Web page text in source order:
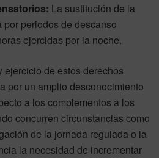
La sustitución de la
periodos de descanso
ejercidas por la noche.
ejercicio de estos derechos
por un amplio desconocimiento
a los complementos a los
concurren circunstancias como
de la jornada regulada o la
la necesidad de incrementar